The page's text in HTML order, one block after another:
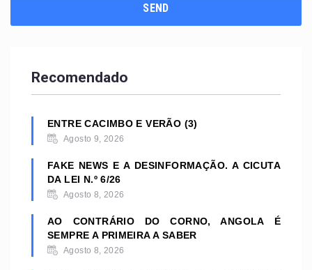
Recomendado
ENTRE CACIMBO E VERÃO (3)
Agosto 9, 2026
FAKE NEWS E A DESINFORMAÇÃO. A CICUTA
DA LEI N.º 6/26
Agosto 8, 2026
AO CONTRÁRIO DO CORNO, ANGOLA É
SEMPRE A PRIMEIRA A SABER
Agosto 8, 2026